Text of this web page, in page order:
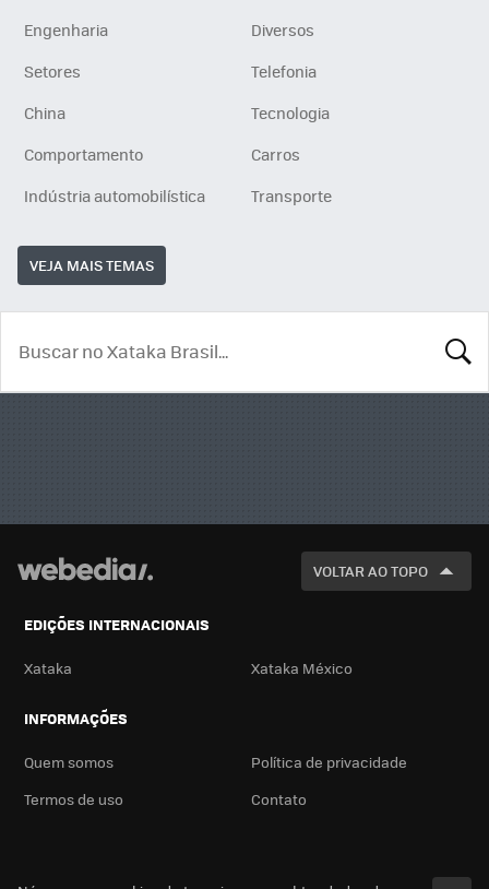
Engenharia
Diversos
Setores
Telefonia
China
Tecnologia
Comportamento
Carros
Indústria automobilística
Transporte
VEJA MAIS TEMAS
VOLTAR AO TOPO
EDIÇÕES INTERNACIONAIS
Xataka Xataka México
INFORMAÇÕES
Quem somos
Política de privacidade
Termos de uso
Contato